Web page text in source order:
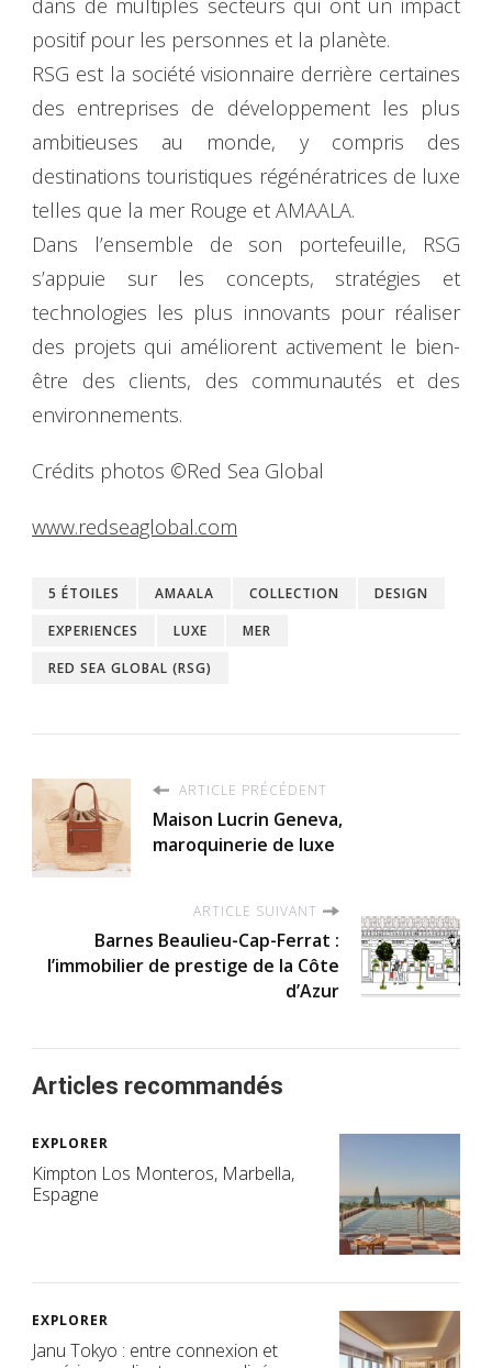
positif pour les personnes et la planète.
RSG est la société visionnaire derrière certaines
des entreprises de développement les plus
ambitieuses au monde, y compris des
destinations touristiques régénératrices de luxe
telles que la mer Rouge et AMAALA.
Dans l’ensemble de son portefeuille, RSG
s’appuie sur les concepts, stratégies et
technologies les plus innovants pour réaliser
des projets qui améliorent activement le bien-
être des clients, des communautés et des
environnements.
Crédits photos ©Red Sea Global
www.redseaglobal.com
5 ÉTOILES AMAALA COLLECTION
DESIGN
EXPERIENCES
LUXE
MER
RED SEA GLOBAL (RSG)
ARTICLE PRÉCÉDENT
Maison Lucrin Geneva,
maroquinerie de luxe
ARTICLE SUIVANT
Barnes Beaulieu-Cap-Ferrat :
l’immobilier de prestige de la Côte
d’Azur
Articles recommandés
EXPLORER
Kimpton Los Monteros, Marbella,
Espagne
EXPLORER
Janu Tokyo : entre connexion et